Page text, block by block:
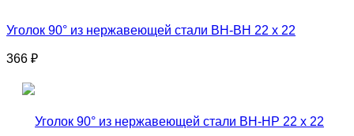
Уголок 90° из нержавеющей стали ВН-ВН 22 x 22
366 ₽